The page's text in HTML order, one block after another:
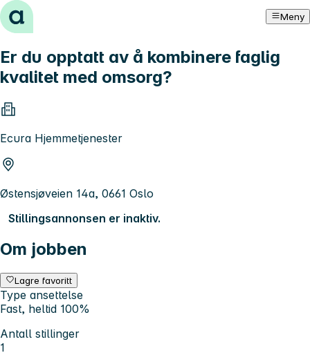
Hopp til innhold Meny
Er du opptatt av å kombinere faglig
kvalitet med omsorg?
Ecura Hjemmetjenester
Østensjøveien 14a, 0661 Oslo
Stillingsannonsen er inaktiv.
Om jobben
Lagre favoritt
Type ansettelse
Fast, heltid 100%
Antall stillinger
1